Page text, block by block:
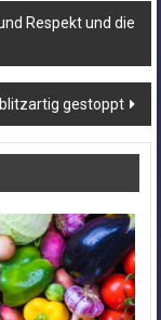
Respekt und die
gestoppt